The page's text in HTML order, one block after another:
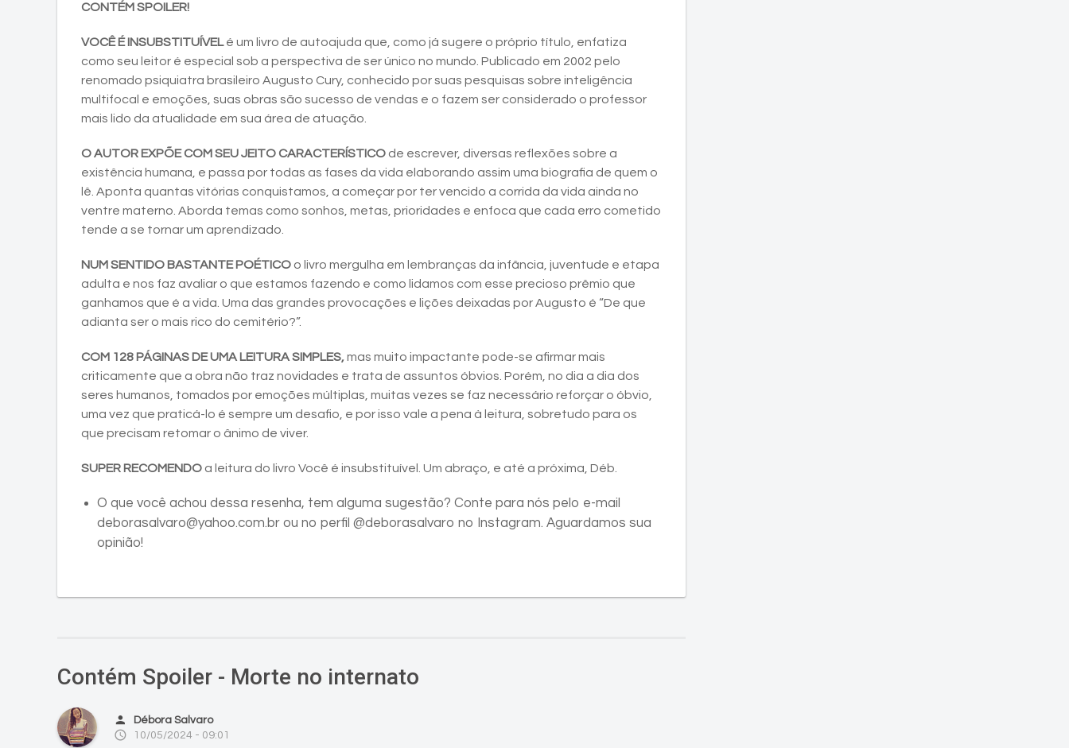
CONTÉM SPOILER!
VOCÊ É INSUBSTITUÍVELé um livro de autoajuda que, como já sugere o próprio título, enfatiza
como seu leitor é especial sob a perspectiva de ser único no mundo. Publicado em 2002 pelo
renomado psiquiatra brasileiro Augusto Cury, conhecido por suas pesquisas sobre inteligência
multifocal e emoções, suas obras são sucesso de vendas e o fazem ser considerado o professor
mais lido da atualidade em sua área de atuação.
O AUTOR EXPÕE COM SEU JEITO CARACTERÍSTICO de escrever, diversas reflexões sobre a
existência humana, e passa por todas as fases da vida elaborando assim uma biografia de quem o
lê. Aponta quantas vitórias conquistamos, a começar por ter vencido a corrida da vida ainda no
ventre materno. Aborda temas como sonhos, metas, prioridades e enfoca que cada erro cometido
tende a se tornar um aprendizado.
NUM SENTIDO BASTANTE POÉTICO o livro mergulha em lembranças da infância, juventude e etapa
adulta e nos faz avaliar o que estamos fazendo e como lidamos com esse precioso prêmio que
ganhamos que é a vida. Uma das grandes provocações e lições deixadas por Augusto é “De que
adianta ser o mais rico do cemitério?”.
COM 128 PÁGINAS DE UMA LEITURA SIMPLES,mas muito impactante pode-se afirmar mais
criticamente que a obra não traz novidades e trata de assuntos óbvios. Porém, no dia a dia dos
seres humanos, tomados por emoções múltiplas, muitas vezes se faz necessário reforçar o óbvio,
uma vez que praticá-lo é sempre um desafio, e por isso vale a pena à leitura, sobretudo para os
que precisam retomar o ânimo de viver.
SUPER RECOMENDO a leitura do livro Você é insubstituível. Um abraço, e até a próxima, Déb.
O que você achou dessa resenha, tem alguma sugestão? Conte para nós pelo e-mail
deborasalvaro@yahoo.com.br ou no perfil @deborasalvaro no Instagram. Aguardamos sua
opinião!
Contém Spoiler - Morte no internato
person Débora Salvaro
access_time 10/05/2024 - 09:01